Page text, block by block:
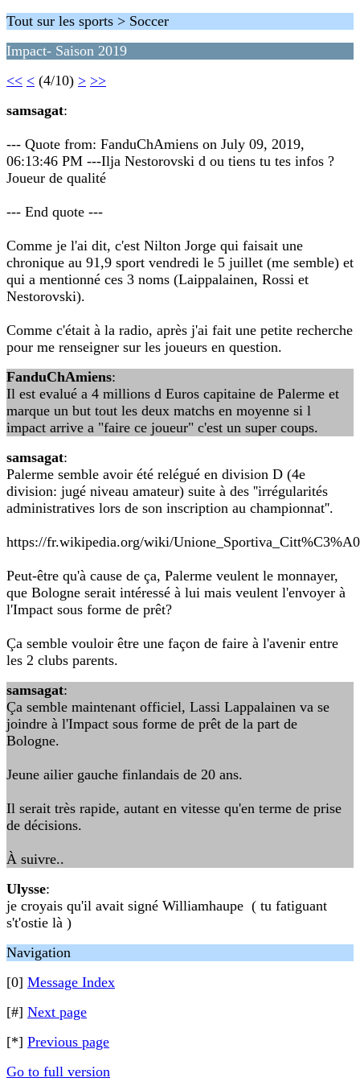
Tout sur les sports > Soccer
Impact- Saison 2019
<< < (4/10) > >>
samsagat:
--- Quote from: FanduChAmiens on July 09, 2019,
06:13:46 PM ---Ilja Nestorovski d ou tiens tu tes infos ?
Joueur de qualité
--- End quote ---
Comme je l'ai dit, c'est Nilton Jorge qui faisait une
chronique au 91,9 sport vendredi le 5 juillet (me semble) et
qui a mentionné ces 3 noms (Laippalainen, Rossi et
Nestorovski).
Comme c'était à la radio, après j'ai fait une petite recherche
pour me renseigner sur les joueurs en question.
FanduChAmiens:
Il est evalué a 4 millions d Euros capitaine de Palerme et
marque un but tout les deux matchs en moyenne si l
impact arrive a "faire ce joueur" c'est un super coups.
samsagat:
Palerme semble avoir été relégué en division D (4e
division: jugé niveau amateur) suite à des ''irrégularités
administratives lors de son inscription au championnat''.
https://fr.wikipedia.org/wiki/
Peut-être qu'à cause de ça, Palerme veulent le monnayer,
que Bologne serait intéressé à lui mais veulent l'envoyer à
l'Impact sous forme de prêt?
Ça semble vouloir être une façon de faire à l'avenir entre
les 2 clubs parents.
samsagat:
Ça semble maintenant officiel, Lassi Lappalainen va se
joindre à l'Impact sous forme de prêt de la part de
Bologne.
Jeune ailier gauche finlandais de 20 ans.
Il serait très rapide, autant en vitesse qu'en terme de prise
de décisions.
À suivre..
Ulysse:
je croyais qu'il avait signé Williamhaupe ( tu fatiguant
s't'ostie là )
Navigation
[0] Message Index
[#] Next page
[*] Previous page
Go to full version